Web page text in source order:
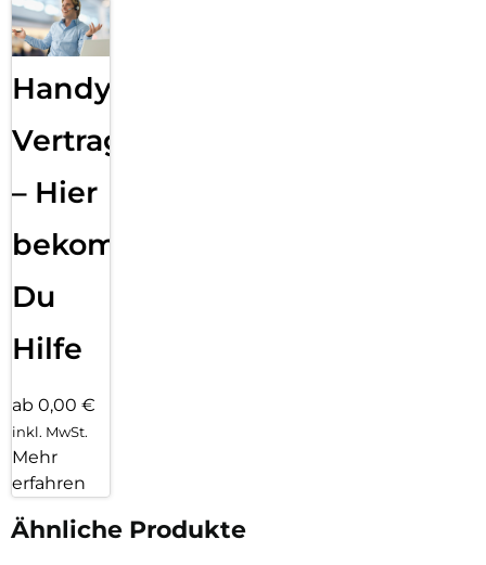
Handy
Vertragsabwicklung
– Hier
bekommst
Du
Hilfe
ab 0,00 €
inkl. MwSt.
Mehr
erfahren
Ähnliche Produkte